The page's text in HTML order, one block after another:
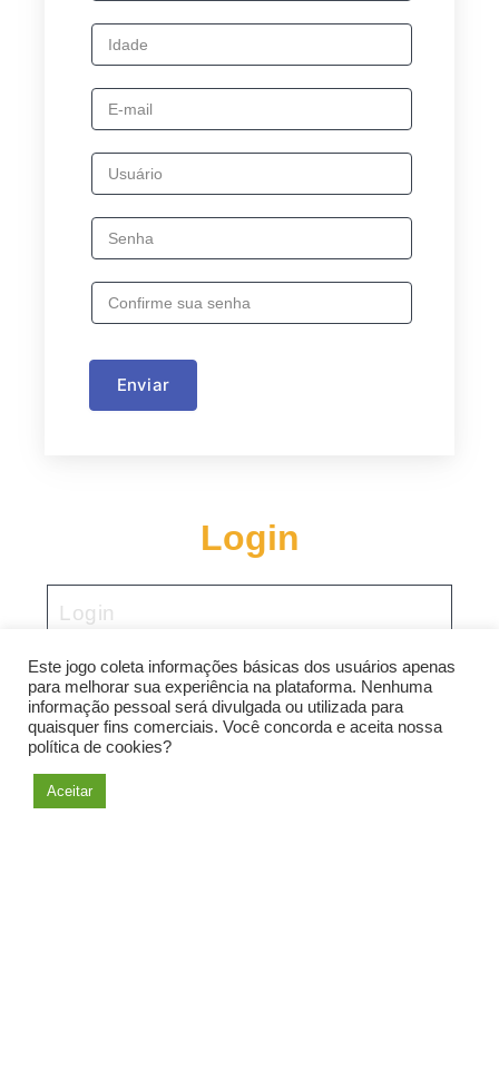
Enviar
Login
Entrar
Esqueceu a senha?
Este jogo coleta informações básicas dos usuários apenas
para melhorar sua experiência na plataforma. Nenhuma
informação pessoal será divulgada ou utilizada para
quaisquer fins comerciais. Você concorda e aceita nossa
política de cookies?
Aceitar